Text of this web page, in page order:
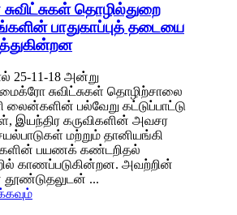
தொழில்துறை
பாதுகாப்புத் தடையை
25-11-18 அன்று
சுவிட்சுகள் தொழிற்சாலை
லைன்களின் பல்வேறு கட்டுப்பாட்டு
இயந்திர கருவிகளின் அவசர
மற்றும் தானியங்கி
பயணக் கண்டறிதல்
காணப்படுகின்றன. அவற்றின்
தூண்டுதலுடன் ...